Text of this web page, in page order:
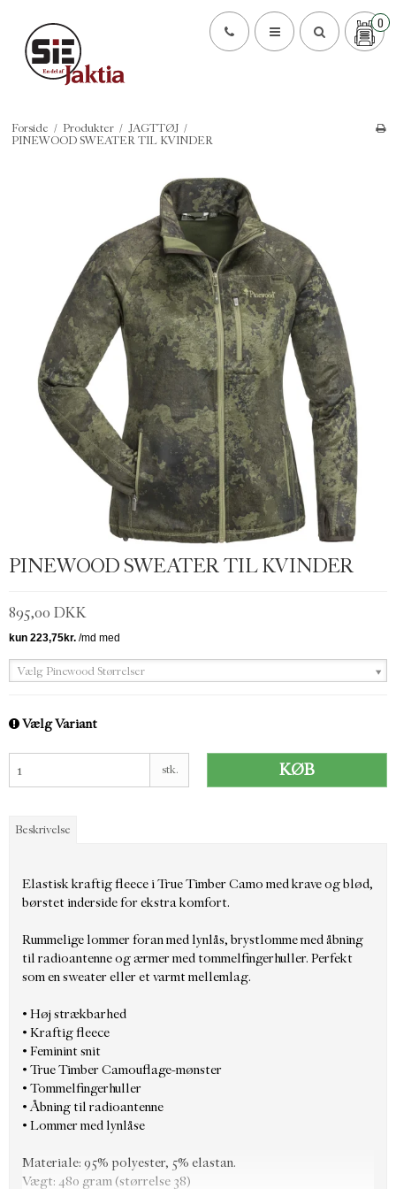
0
Forside / Produkter / JAGTTØJ /
PINEWOOD SWEATER TIL KVINDER
PINEWOOD SWEATER TIL KVINDER
895,00 DKK
Vælg Pinewood Størrelser
Vælg Variant
stk. KØB
Beskrivelse
Elastisk kraftig fleece i True Timber Camo med krave og blød,
børstet inderside for ekstra komfort.
Rummelige lommer foran med lynlås, brystlomme med åbning
til radioantenne og ærmer med tommelfingerhuller. Perfekt
som en sweater eller et varmt mellemlag.
• Høj strækbarhed
• Kraftig fleece
• Feminint snit
• True Timber Camouflage-mønster
• Tommelfingerhuller
• Åbning til radioantenne
• Lommer med lynlåse
Materiale: 95% polyester, 5% elastan.
Vægt: 480 gram (størrelse 38)